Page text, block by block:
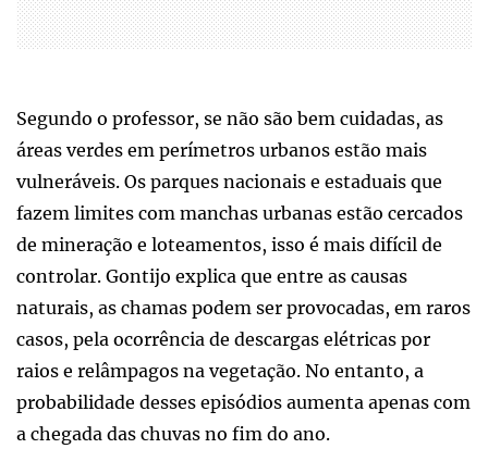
Segundo o professor, se não são bem cuidadas, as
áreas verdes em perímetros urbanos estão mais
vulneráveis. Os parques nacionais e estaduais que
fazem limites com manchas urbanas estão cercados
de mineração e loteamentos, isso é mais difícil de
controlar. Gontijo explica que entre as causas
naturais, as chamas podem ser provocadas, em raros
casos, pela ocorrência de descargas elétricas por
raios e relâmpagos na vegetação. No entanto, a
probabilidade desses episódios aumenta apenas com
a chegada das chuvas no fim do ano.